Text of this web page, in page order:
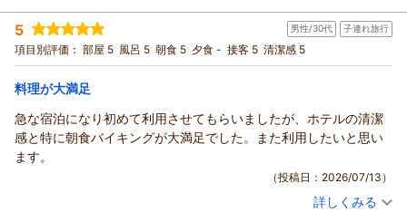
ジュニアスイートツインルームをお気に召していただけたよう
で
クチコミを嬉しく拝読いたしました｡
また朝食につきましてもご満足いただくことができ光栄に存じ
私どもの朝食は「自分でつくるオリジナル丼ぶり」をメインコ
ンセプトに
十勝・北海道を楽しんでいただけるようなメニューを取り揃え
ライブキッチンで焼き上げる香ばしい帯広名物の豚丼をはじめ､
看板等での分かりやすい事前の案内表記を含め、
お客様にご負担をかけない誘導方法へ早急に見直しを図ってま
いります。
また、朝食会場の深刻な混雑におかれましても、
多大なご不便をおかけし大変申し訳ございませんでした。
況の可視化や、
案内方法の工夫、整理券システムの導入検討など、
スムーズにお食事をお召し上がりいただける環境づくりに向け
宿泊時期： 2026年06月宿泊 (出張)
投稿者： えみさん
宿泊プラン： 【早期割28】28日前までの予約でお得に泊まろう－朝食付－
シングル 朝のみ
宿泊価格帯： 16,001～17,000円(大人一人あたり/税込)
リッチモンドホテル帯広駅前からの返信
この度はリッチモンドホテル帯広駅前へご宿泊いただきまして
誠にありがとうございます。
ご滞在中は快適にお過ごしいただけたようで安心いたしました｡
またたくさんのお褒めのお言葉をお寄せいただくことが出来､
5 男性/30代 子連れ旅行
項目別評価： 部屋 5 風呂 5 朝食 5 夕食 - 接客 5 清潔感 5
料理が大満足
急な宿泊になり初めて利用させてもらいましたが、ホテルの清潔
感と特に朝食バイキングが大満足でした。また利用したいと思い
ます。
（投稿日：2026/07/13）
詳しくみる